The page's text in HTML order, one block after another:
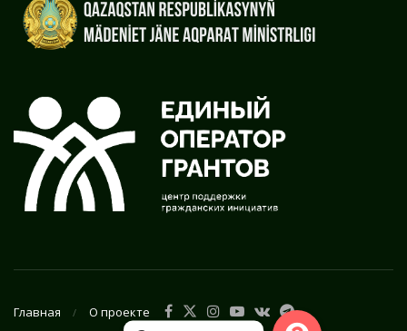
Главная О проекте